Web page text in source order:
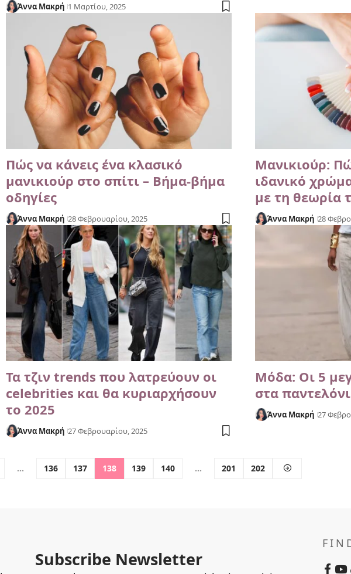
Άννα Μακρή 1 Μαρτίου, 2025
Πώς να κάνεις ένα κλασικό
μανικιούρ στο σπίτι – Βήμα-βήμα
οδηγίες
Άννα Μακρή 28 Φεβρουαρίου, 2025
Μανικιούρ:
ιδανικό
με τη θεωρία
Άννα Μακρή 28
Τα τζιν trends που λατρεύουν οι
celebrities και θα κυριαρχήσουν
το 2025
Άννα Μακρή 27 Φεβρουαρίου, 2025
Μόδα: Οι 5
στα
Άννα Μακρή 27
… 136 137 138 139 140 … 201 202
Subscribe Newsletter